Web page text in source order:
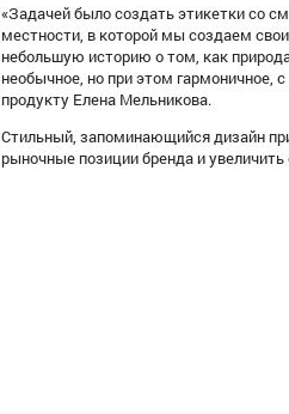
«Задачей было создать этикетки со
местности, в которой мы создаем
небольшую историю о том, как
необычное, но при этом гармоничное,
продукту Елена Мельникова.
Стильный, запоминающийся дизайн
рыночные позиции бренда и увеличить